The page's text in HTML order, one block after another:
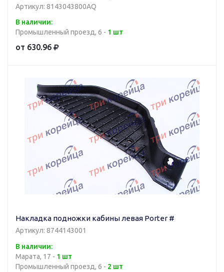
Артикул: 8143043800AQ
В наличии:
Промышленный проезд, 6 - 1 шт
от 630.96
Накладка подножки кабины левая Porter #
Артикул: 8744143001
В наличии:
Марата, 17 - 1 шт
Промышленный проезд, 6 - 2 шт